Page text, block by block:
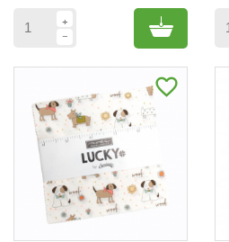
Add to
favorite_border